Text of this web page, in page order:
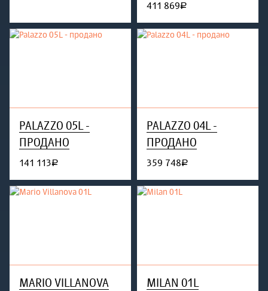
411 869руб.
PALAZZO 05L -
ПРОДАНО
141 113руб.
PALAZZO 04L -
ПРОДАНО
359 748руб.
MARIO VILLANOVA
MILAN 01L